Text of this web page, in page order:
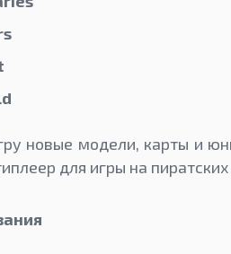
новые модели, карты и
для игры на